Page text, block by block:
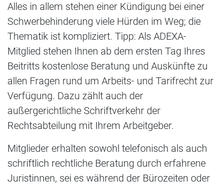
Alles in allem stehen einer Kündigung bei einer
Schwerbehinderung viele Hürden im Weg; die
Thematik ist kompliziert. Tipp: Als ADEXA-
Mitglied stehen Ihnen ab dem ersten Tag Ihres
Beitritts kostenlose Beratung und Auskünfte zu
allen Fragen rund um Arbeits- und Tarifrecht zur
Verfügung. Dazu zählt auch der
außergerichtliche Schriftverkehr der
Rechtsabteilung mit Ihrem Arbeitgeber.
Mitglieder erhalten sowohl telefonisch als auch
schriftlich rechtliche Beratung durch erfahrene
Juristinnen, sei es während der Bürozeiten oder